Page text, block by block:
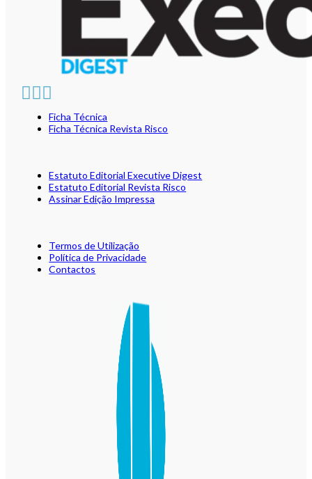
Ficha Técnica
Ficha Técnica Revista Risco
Estatuto Editorial Executive Digest
Estatuto Editorial Revista Risco
Assinar Edição Impressa
Termos de Utilização
Política de Privacidade
Contactos